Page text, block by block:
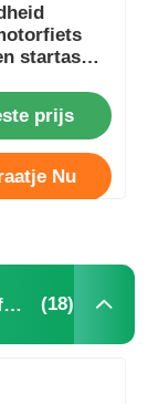
startas
prijs
Nu
elektrische onderdelen voor motorfietsen (18)